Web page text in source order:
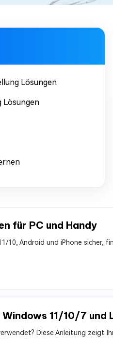
Lösungen
Lösungen
für PC und Handy
10, Android und iPhone sicher,
11/10/7 und
Diese Anleitung zeigt